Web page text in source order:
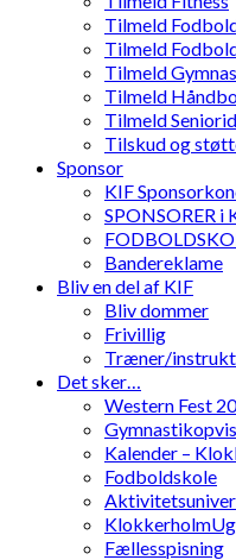
Tilmeld
Tilmeld
Tilmeld
Tilmeld
Tilmeld
Tilskud og
Sponsor
KIF
SPONSORER i
Bandereklame
Bliv en del af KIF
Bliv dommer
Frivillig
Træner/
Det sker…
Western Fest
Kalender –
Fodboldskole
Fællesspisning